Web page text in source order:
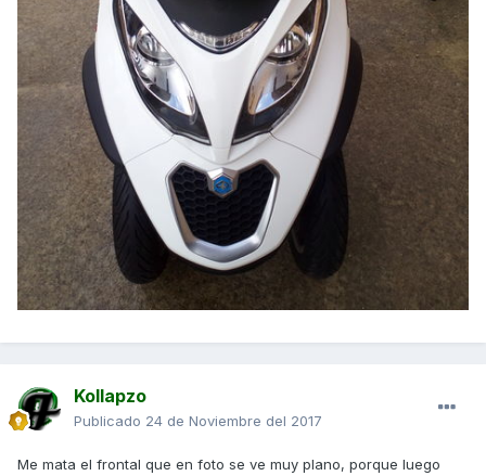
Kollapzo
Publicado 24 de Noviembre del 2017
Me mata el frontal que en foto se ve muy plano, porque luego